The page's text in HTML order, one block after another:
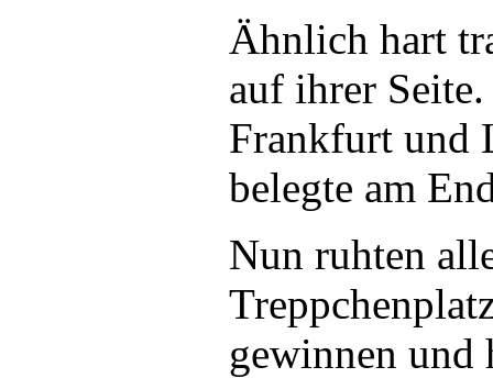
Ähnlich hart
auf ihrer
Frankfurt und
belegte am
Nun ruhten
gewinnen